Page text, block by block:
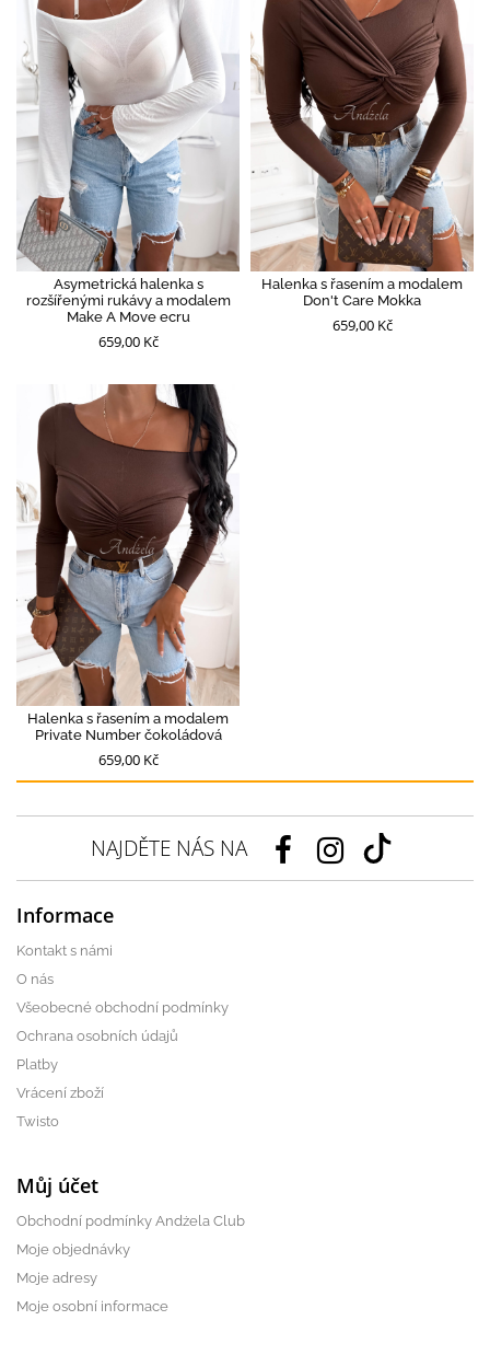
Asymetrická halenka s
rozšířenými rukávy a modalem
Make A Move ecru
659,00 Kč
Halenka s řasením a modalem
Don't Care Mokka
659,00 Kč
Halenka s řasením a modalem
Private Number čokoládová
659,00 Kč
NAJDĚTE NÁS NA
Informace
Kontakt s námi
O nás
Všeobecné obchodní podmínky
Ochrana osobních údajů
Platby
Vrácení zboží
Twisto
Můj účet
Obchodní podmínky Andżela Club
Moje objednávky
Moje adresy
Moje osobní informace